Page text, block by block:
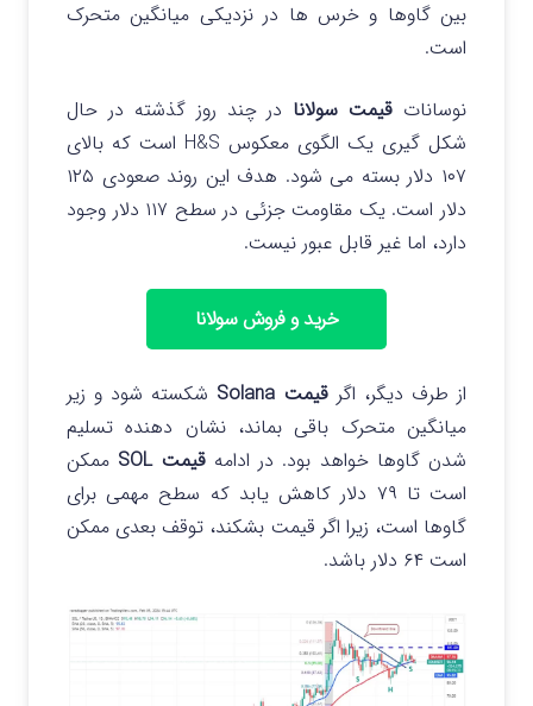
بین گاوها و خرس ها در نزدیکی میانگین متحرک
است.
نوسانات قیمت سولانا در چند روز گذشته در حال
شکل‌ گیری یک الگوی معکوس H&S است که بالای
۱۰۷ دلار بسته می‌ شود. هدف این روند صعودی ۱۲۵
دلار است. یک مقاومت جزئی در سطح ۱۱۷ دلار وجود
دارد، اما غیر قابل عبور نیست.
خرید و فروش سولانا
از طرف دیگر، اگرقیمت Solana
شکسته شود و زیر
میانگین متحرک باقی بماند، نشان دهنده تسلیم
شدن گاوها خواهد بود. در ادامهقیمت SOL
ممکن
است تا ۷۹ دلار کاهش یابد که سطح مهمی برای
گاوها است، زیرا اگر قیمت بشکند، توقف بعدی ممکن
است ۶۴ دلار باشد.